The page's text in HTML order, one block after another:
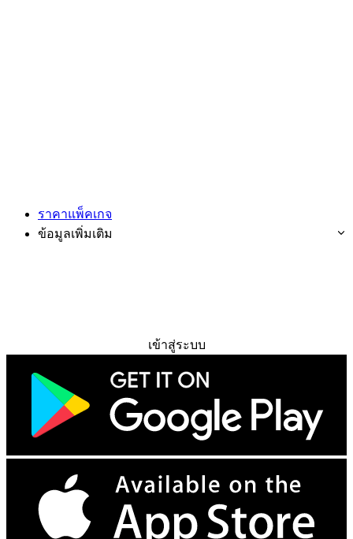
ราคาแพ็คเกจ
ข้อมูลเพิ่มเติม
เข้าสู่ระบบ